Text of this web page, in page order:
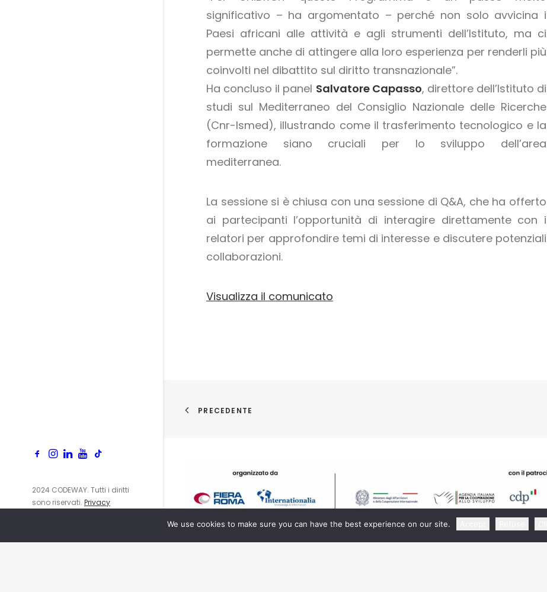
2024 CODEWAY. Tutti i diritti
sono riservati. Privacy
significativo – ha argomentato – perché non solo avvicina i
Paesi africani alle attività e agli strumenti dell’Istituto, ma ci
permette anche di attingere alla loro esperienza per renderli più
coinvolti nel dibattito sul diritto transnazionale”.
Ha concluso il panel Salvatore Capasso, direttore dell’Istituto di
studi sul Mediterraneo del Consiglio Nazionale delle Ricerche
(Cnr-Ismed), illustrando come il trasferimento tecnologico e la
formazione siano cruciali per lo sviluppo dell’area
mediterranea.
La sessione si è chiusa con una sessione di Q&A, che ha offerto
ai partecipanti l’opportunità di interagire direttamente con i
relatori per approfondire temi di interesse e discutere potenziali
collaborazioni.
Visualizza il comunicato
PRECEDENTE
We use cookies to make sure you can have the best experience on our site.